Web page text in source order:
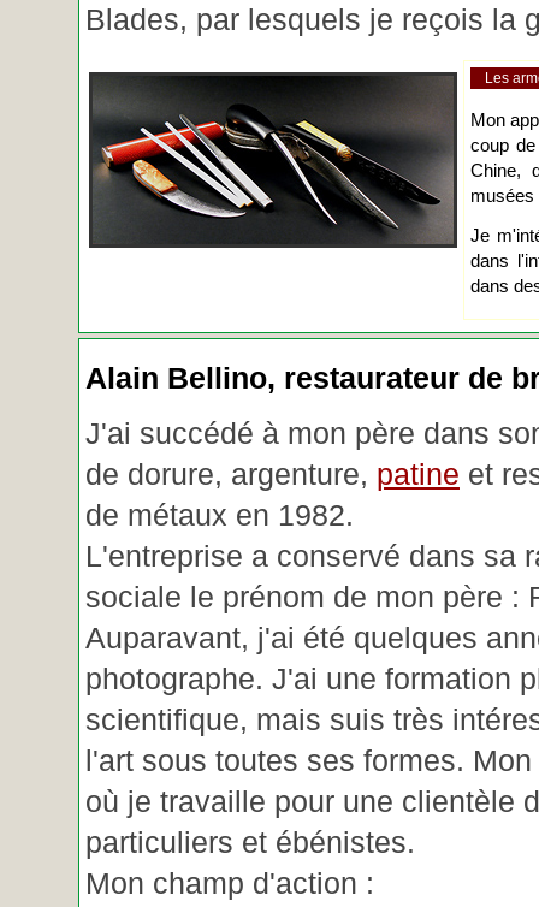
Blades, par lesquels je reçois la
Les
Mon
coup
Chine,
musées
Je
dans
dans
Alain Bellino, restaurateur de
J'ai succédé à mon père dans
de dorure, argenture, patine et
de métaux en 1982.
L'entreprise a conservé dans sa
sociale le prénom de mon père :
Auparavant, j'ai été quelques
photographe. J'ai une formation
scientifique, mais suis très
l'art sous toutes ses formes.
où je travaille pour une clientèle
particuliers et ébénistes.
Mon champ d'action :